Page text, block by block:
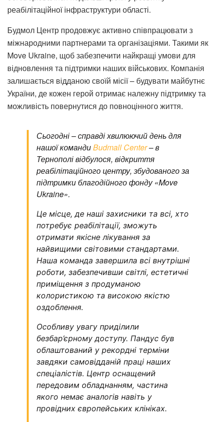
реабілітаційної інфраструктури області.​
Будмол Центр продовжує активно співпрацювати з
міжнародними партнерами та організаціями. Такими як
Move Ukraine, щоб забезпечити найкращі умови для
відновлення та підтримки наших військових. Компанія
залишається відданою своїй місії – будувати майбутнє
України, де кожен герой отримає належну підтримку та
можливість повернутися до повноцінного життя.
Сьогодні – справді хвилюючий день для
нашої командиBudmall Center– в
Тернополі відбулося, відкриття
реабілітаційного центру, збудованого за
підтримки благодійного фонду «Move
Ukraine».
Це місце, де наші захисники та всі, хто
потребує реабілітації, зможуть
отримати якісне лікування за
найвищими світовими стандартами.
Наша команда завершила всі внутрішні
роботи, забезпечивши світлі, естетичні
приміщення з продуманою
колористикою та високою якістю
оздоблення.
Особливу увагу приділили
безбар’єрному доступу. Пандус був
облаштований у рекордні терміни
завдяки самовідданій праці наших
спеціалістів. Центр оснащений
передовим обладнанням, частина
якого немає аналогів навіть у
провідних європейських клініках.